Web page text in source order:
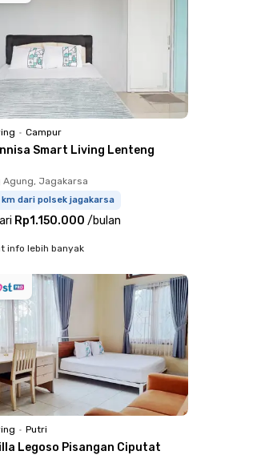
• Campur
Smart Living Lenteng
Agung, Jagakarsa
km dari polsek jagakarsa
Rp1.150.000 /bulan
info lebih banyak
• Putri
Legoso Pisangan Ciputat